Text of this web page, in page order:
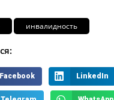
инвалидность
Facebook LinkedIn